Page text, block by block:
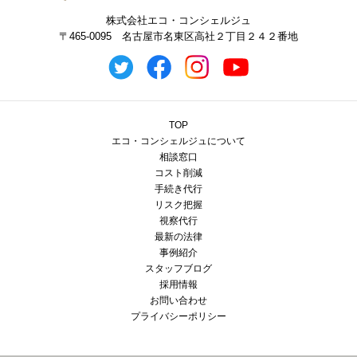
株式会社エコ・コンシェルジュ
〒465-0095 名古屋市名東区高社２丁目２４２番地
TOP
エコ・コンシェルジュについて
相談窓口
コスト削減
手続き代行
リスク把握
視察代行
最新の法律
事例紹介
スタッフブログ
採用情報
お問い合わせ
プライバシーポリシー